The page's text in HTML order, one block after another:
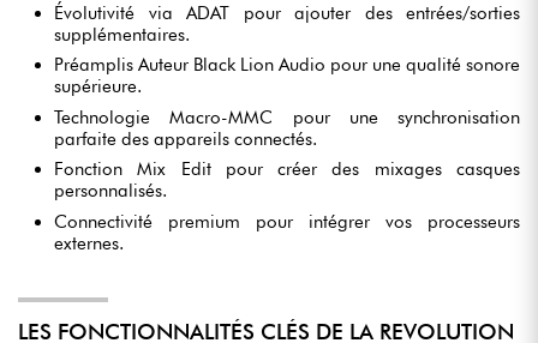
Évolutivité via ADAT pour ajouter des entrées/sorties
supplémentaires.
Préamplis Auteur Black Lion Audio pour une qualité sonore
supérieure.
Technologie Macro-MMC pour une synchronisation
parfaite des appareils connectés.
Fonction Mix Edit pour créer des mixages casques
personnalisés.
Connectivité premium pour intégrer vos processeurs
externes.
LES FONCTIONNALITÉS CLÉS DE LA REVOLUTION